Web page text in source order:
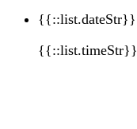
{{::list.dateStr}}
{{::list.timeStr}}